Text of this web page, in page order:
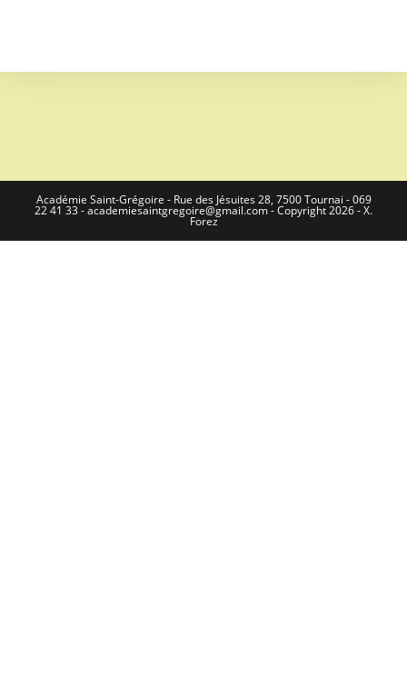
Académie Saint-Grégoire - Rue des Jésuites 28, 7500 Tournai - 069
22 41 33 - academiesaintgregoire@gmail.com - Copyright 2026 - X.
Forez